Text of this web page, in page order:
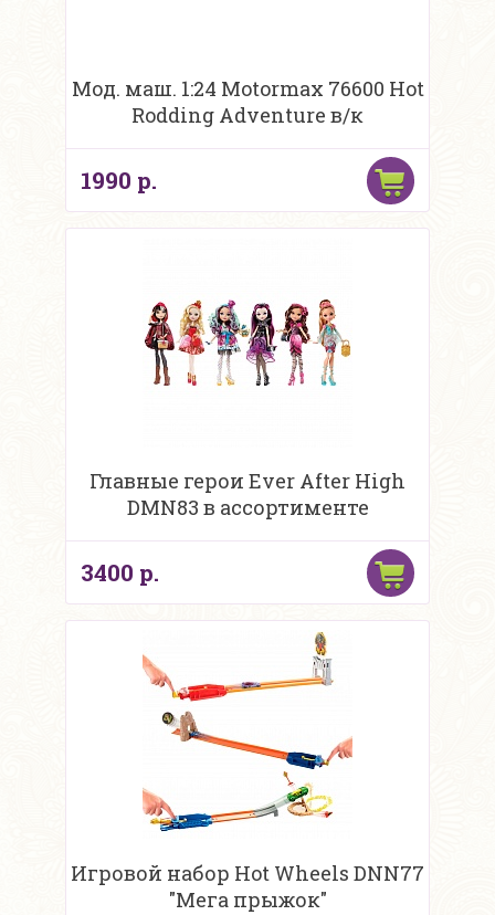
Мод. маш. 1:24 Motormax 76600 Hot
Rodding Adventure в/к
1990 р.
Главные герои Ever After High
DMN83 в ассортименте
3400 р.
Игровой набор Hot Wheels DNN77
"Мега прыжок"